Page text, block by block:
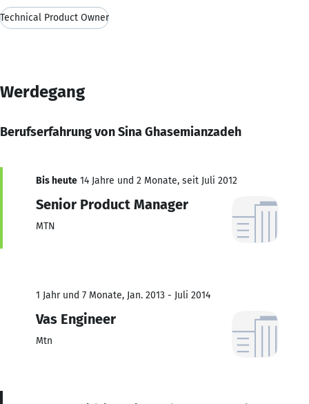
Technical Product Owner
Werdegang
Berufserfahrung von Sina Ghasemianzadeh
Bis heute 14 Jahre und 2 Monate, seit Juli 2012
Senior Product Manager
MTN
1 Jahr und 7 Monate, Jan. 2013 - Juli 2014
Vas Engineer
Mtn